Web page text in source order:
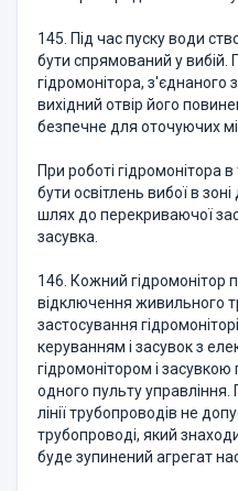
145. Під час пуску води
бути спрямований у вибій.
гідромонітора, з'єднаного
вихідний отвір його
безпечне для оточуючих
При роботі гідромонітора
бути освітлень вибої в
шлях до перекриваючої
засувка.
146. Кожний гідромонітор
відключення живильного
застосування
керуванням і засувок з
гідромонітором і
одного пульту управління.
лінії трубопроводів не
трубопроводі, який
буде зупинений агрегат